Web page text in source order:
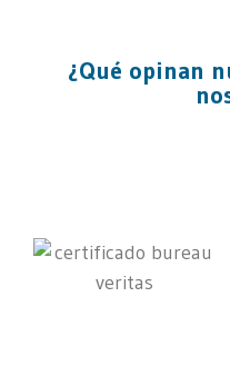
¿Qué opinan